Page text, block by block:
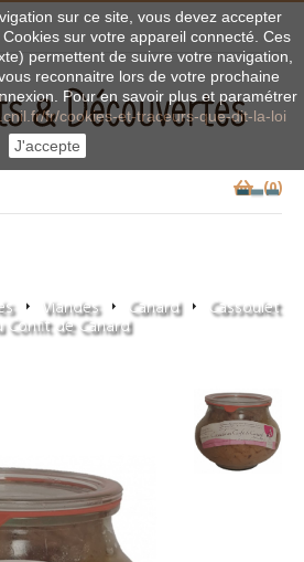
0
Viandes Canard Cassoulet
Confit de Canard
sur ce site, vous devez accepter
Cookies sur votre appareil connecté. Ces
permettent de suivre votre navigation,
reconnaitre lors de votre prochaine
Pour en savoir plus et paramétrer
fr/cookies-et-traceurs-que-dit-la-loi
J'accepte